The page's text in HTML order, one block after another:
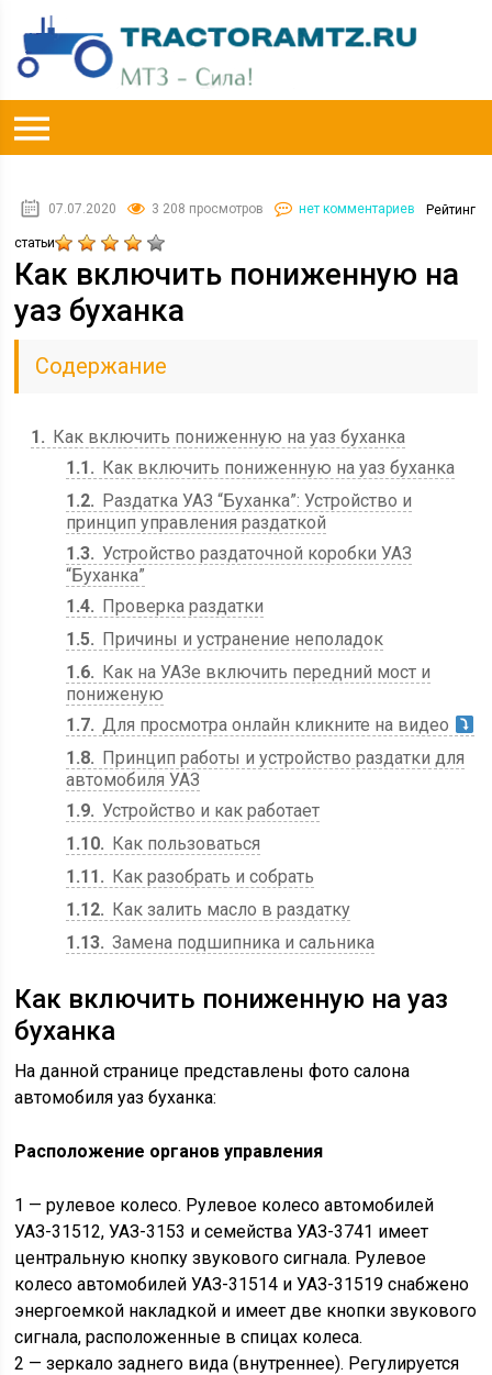
07.07.2020 3 208 просмотров нет комментариев Рейтинг
статьи
Как включить пониженную на
уаз буханка
Содержание
1
Как включить пониженную на уаз буханка
1.1
Как включить пониженную на уаз буханка
1.2
Раздатка УАЗ “Буханка”: Устройство и
принцип управления раздаткой
1.3 Устройство раздаточной коробки УАЗ
“Буханка”
1.4
Проверка раздатки
1.5
Причины и устранение неполадок
1.6
Как на УАЗе включить передний мост и
пониженую
1.7 Для просмотра онлайн кликните на видео
1.8
Принцип работы и устройство раздатки для
автомобиля УАЗ
1.9 Устройство и как работает
1.10
Как пользоваться
1.11
Как разобрать и собрать
1.12
Как залить масло в раздатку
1.13 Замена подшипника и сальника
Как включить пониженную на уаз
буханка
На данной странице представлены фото салона
автомобиля уаз буханка:
Расположение органов управления
1 — рулевое колесо. Рулевое колесо автомобилей
УАЗ-31512, УАЗ-3153 и семейства УАЗ-3741 имеет
центральную кнопку звукового сигнала. Рулевое
колесо автомобилей УАЗ-31514 и УАЗ-31519 снабжено
энергоемкой накладкой и имеет две кнопки звукового
сигнала, расположенные в спицах колеса.
2 — зеркало заднего вида (внутреннее). Регулируется